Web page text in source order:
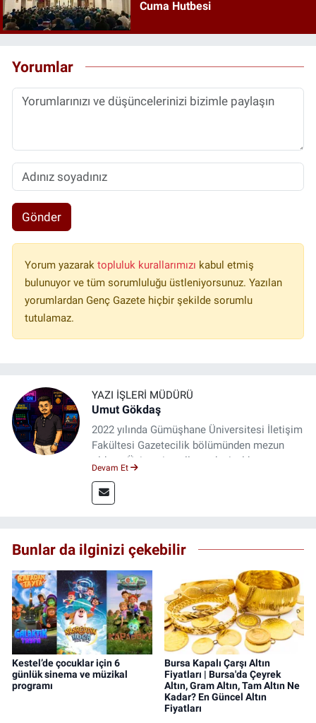
Cuma Hutbesi
Yorumlar
Gönder
Yorum yazarak topluluk kurallarımızı kabul etmiş
bulunuyor ve tüm sorumluluğu üstleniyorsunuz. Yazılan
yorumlardan Genç Gazete hiçbir şekilde sorumlu
tutulamaz.
YAZI İŞLERI MÜDÜRÜ
Umut Gökdaş
2022 yılında Gümüşhane Üniversitesi İletişim
Fakültesi Gazetecilik bölümünden mezun
oldum. Üniversite yıllarımda 4 yıl boyunca
saha deneyimi kazandım. 2023 yılından beri
Genç Gazete'de okurlarımıza haber
Devam Et
Bunlar da ilginizi çekebilir
Kestel’de çocuklar için 6
günlük sinema ve müzikal
programı
Bursa Kapalı Çarşı Altın
Fiyatları | Bursa'da Çeyrek
Altın, Gram Altın, Tam Altın Ne
Kadar? En Güncel Altın
Fiyatları